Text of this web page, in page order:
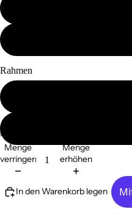
Rahmen
Menge
verringern
Menge
erhöhen
In den Warenkorb legen